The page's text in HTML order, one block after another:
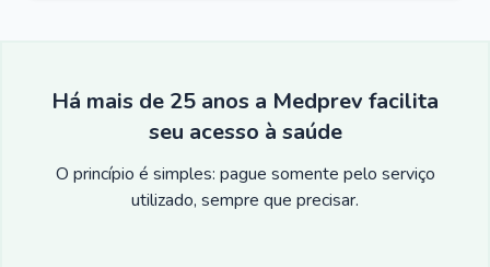
Há mais de 25 anos a Medprev facilita
seu acesso à saúde
O princípio é simples: pague somente pelo serviço
utilizado, sempre que precisar.